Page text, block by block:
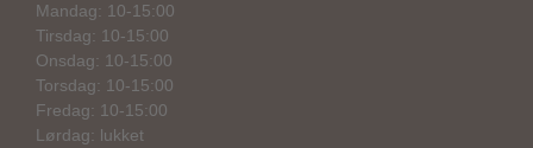
Mandag: 10-15:00
Tirsdag: 10-15:00
Onsdag: 10-15:00
Torsdag: 10-15:00
Fredag: 10-15:00
Lørdag: lukket